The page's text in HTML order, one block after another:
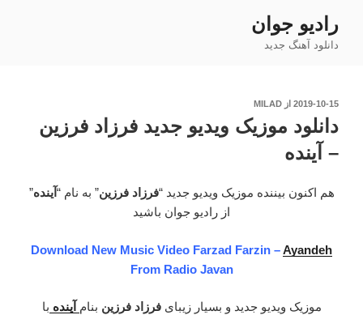
محتوا
رادیو جوان
دانلود آهنگ جدید
نوشته‌شده
2019-10-15 از MILAD
دانلود موزیک ویدیو جدید فرزاد فرزین
– آینده
هم اکنون بیننده موزیک ویدیو جدید “فرزاد فرزین” به نام “ آینده”
از رادیو جوان باشید
Download New Music Video Farzad Farzin –Ayandeh
From Radio Javan
موزیک ویدیو جدید و بسیار زیبایفرزاد فرزین بنام آینده با